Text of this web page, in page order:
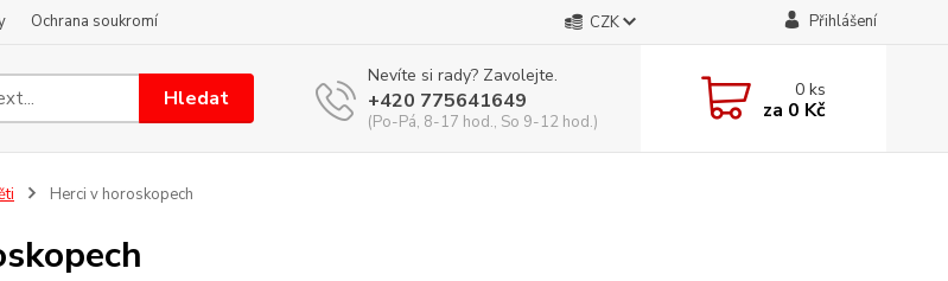
Ochrana soukromí CZK Přihlášení
Hledat
Nevíte si rady? Zavolejte.
+420 775641649
(Po-Pá, 8-17 hod., So 9-12 hod.)
0ks
za 0 Kč
Herci v horoskopech